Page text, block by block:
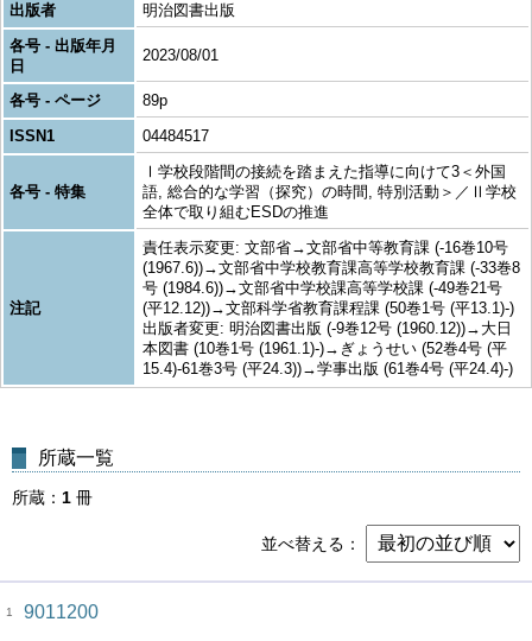
出版者
明治図書出版
各号 - 出版年月
日
2023/08/01
各号 - ページ
89p
ISSN1
04484517
各号 - 特集
Ⅰ学校段階間の接続を踏まえた指導に向けて3＜外国
語, 総合的な学習（探究）の時間, 特別活動＞／Ⅱ学校
全体で取り組むESDの推進
注記
責任表示変更: 文部省→文部省中等教育課 (-16巻10号
(1967.6))→文部省中学校教育課高等学校教育課 (-33巻8
号 (1984.6))→文部省中学校課高等学校課 (-49巻21号
(平12.12))→文部科学省教育課程課 (50巻1号 (平13.1)-)
出版者変更: 明治図書出版 (-9巻12号 (1960.12))→大日
本図書 (10巻1号 (1961.1)-)→ぎょうせい (52巻4号 (平
15.4)-61巻3号 (平24.3))→学事出版 (61巻4号 (平24.4)-)
所蔵一覧
所蔵 1 冊
並べ替える
1 9011200